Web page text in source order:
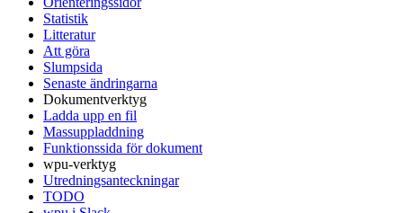
Statistik
Litteratur
Att göra
Slumpsida
Senaste ändringarna
Dokumentverktyg
Ladda upp en fil
Massuppladdning
Funktionssida för dokument
wpu-verktyg
Utredningsanteckningar
TODO